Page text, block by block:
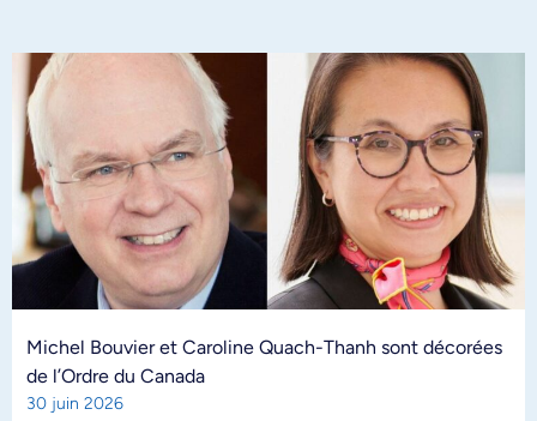
Michel Bouvier et Caroline Quach-Thanh sont décorées
de l’Ordre du Canada
30 juin 2026